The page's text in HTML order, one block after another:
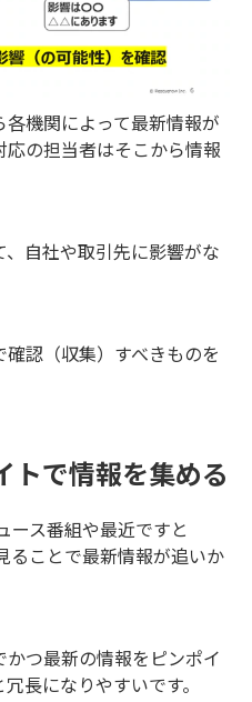
機関によって最新情報が
の担当者はそこから情報
自社や取引先に影響がな
認（収集）すべきものを
トで情報を集める
ース番組や最近ですと
ることで最新情報が追いか
つ最新の情報をピンポイ
長になりやすいです。